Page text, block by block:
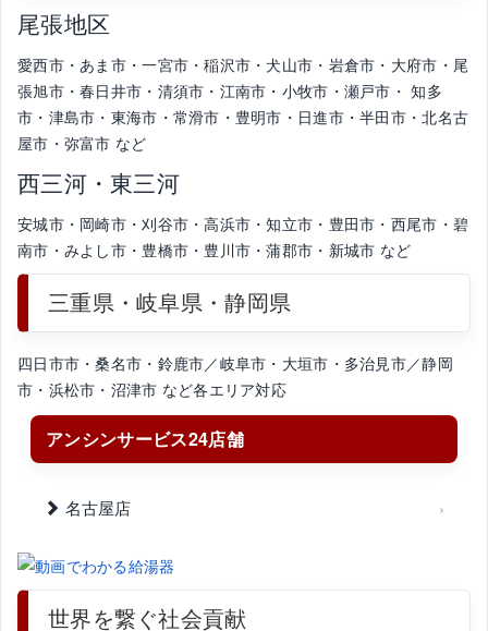
尾張地区
愛西市・あま市・一宮市・稲沢市・犬山市・岩倉市・大府市・尾
張旭市・春日井市・清須市・江南市・小牧市・瀬戸市・ 知多
市・津島市・東海市・常滑市・豊明市・日進市・半田市・北名古
屋市・弥富市 など
西三河・東三河
安城市・岡崎市・刈谷市・高浜市・知立市・豊田市・西尾市・碧
南市・みよし市・豊橋市・豊川市・蒲郡市・新城市 など
三重県・岐阜県・静岡県
四日市市・桑名市・鈴鹿市／岐阜市・大垣市・多治見市／静岡
市・浜松市・沼津市 など各エリア対応
アンシンサービス24店舗
名古屋店
世界を繋ぐ社会貢献